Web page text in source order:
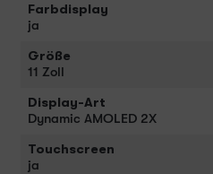
Farbdisplay
ja
Größe
11 Zoll
Display-Art
Dynamic AMOLED 2X
Touchscreen
ja